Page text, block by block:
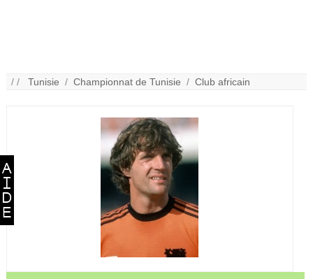
/ /Tunisie /Championnat de Tunisie /Club africain